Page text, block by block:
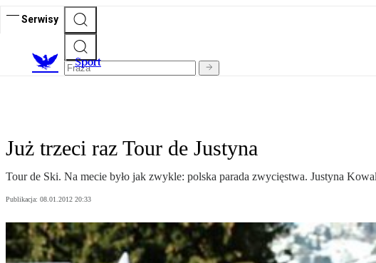
Serwisy
Sport
Już trzeci raz Tour de Justyna
Tour de Ski. Na mecie było jak zwykle: polska parada zwycięstwa. Justyna
Publikacja: 08.01.2012 20:33